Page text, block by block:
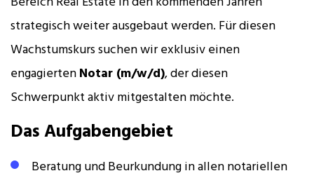
strategisch weiter ausgebaut werden. Für diesen
Wachstumskurs suchen wir exklusiv einen
engagiertenNotar (m/w/d), der diesen
Schwerpunkt aktiv mitgestalten möchte.
Das Aufgabengebiet
Beratung und Beurkundung in allen notariellen